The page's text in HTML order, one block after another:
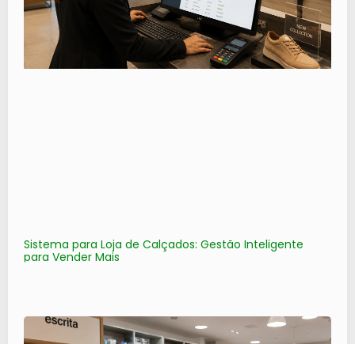
Sistema para Loja de Calçados: Gestão Inteligente
para Vender Mais